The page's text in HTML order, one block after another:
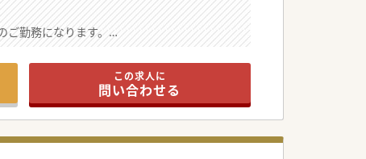
はおよそ12:00～)
16:30 クリニックへ帰院
17:30 退勤
オンコール対応
・1st:看護師または診療アシスタ
ント、2nd:夜間当番医(自宅、近隣
ホテル待機)
・出動:2日に1回程度(別途手当有)
ご勤務になります。
める募集です。
最重視しております。
風通しの良い環境です。
のでご安心下さい。
る働き方が可能です。
この求人に
問い合わせる